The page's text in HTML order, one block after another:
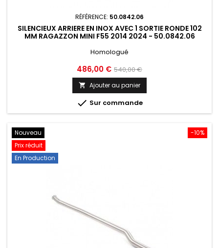
RÉFÉRENCE: 50.0842.06
SILENCIEUX ARRIERE EN INOX AVEC 1 SORTIE RONDE 102
MM RAGAZZON MINI F55 2014 2024 - 50.0842.06
Homologué
Prix
486,00 € Prix
de
base
540,00 €
 Ajouter au panier
 Sur commande
-10%
Nouveau
Prix réduit
En Production